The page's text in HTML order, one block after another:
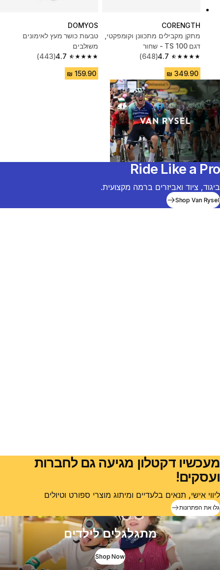
CORENGTH
מתקן מקבילים מתכוונן וקומפקטי,
דגם ‎ TS 100- שחור
4.7
4.7 out of 5 stars from 648 reviews
(648)
DOMYOS
טבעות כושר מעץ לאימונים
משולבים
4.7
4.7 out of 5 stars from 443 reviews
(443)
Ride Like a Pro
ביגוד, ציוד ואביזרים ברמה מקצועית.
Shop Van Rysel
מעכשיו דקטלון מגיעה גם לחברות
ועסקים!
ליווי אישי, תנאים בלעדיים ומיתוג מוצרי ספורט וטיולים
גלו את הפתרונות
מתגלגלים לילדים
Shop Now